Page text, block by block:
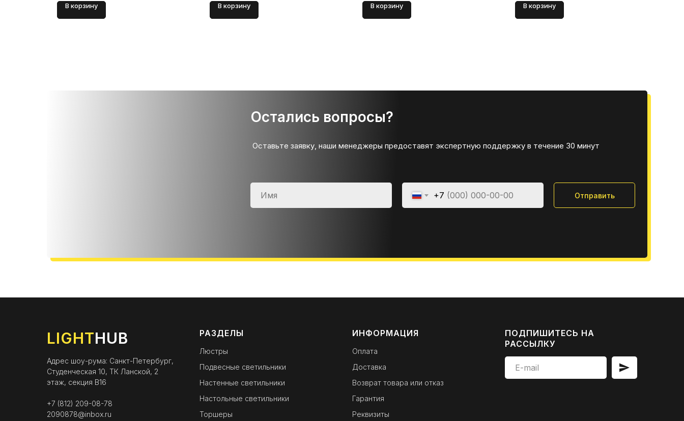
В корзину В корзину В корзину В корзину
Остались вопросы?
+7 Отправить
Оставьте заявку, наши менеджеры предоставят экспертную поддержку в течение 30 минут
LIGHTHUB
Адрес шоу-рума: Санкт-Петербург,
Студенческая 10, ТК Ланской, 2
этаж, секция B16
+7 (812) 209-08-78
2090878@inbox.ru
РАЗДЕЛЫ
Люстры
Подвесные светильники
Настенные светильники
Настольные светильники
Торшеры
ИНФОРМАЦИЯ
Оплата
Доставка
Возврат товара или отказ
Гарантия
Реквизиты
ПОДПИШИТЕСЬ НА
РАССЫЛКУ